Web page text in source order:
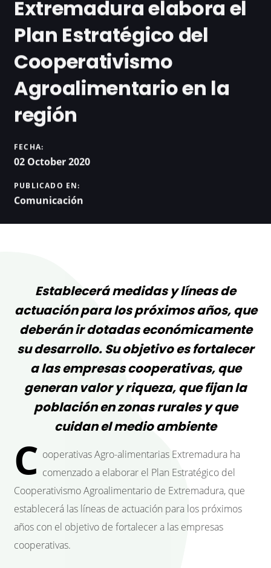
Extremadura elabora el
Plan Estratégico del
Cooperativismo
Agroalimentario en la
región
FECHA:
02 October 2020
PUBLICADO EN:
Comunicación
Establecerá medidas y líneas de
actuación para los próximos años, que
deberán ir dotadas económicamente
su desarrollo. Su objetivo es fortalecer
a las empresas cooperativas, que
generan valor y riqueza, que fijan la
población en zonas rurales y que
cuidan el medio ambiente
C ooperativas Agro-alimentarias Extremadura ha
comenzado a elaborar el Plan Estratégico del
Cooperativismo Agroalimentario de Extremadura, que
establecerá las líneas de actuación para los próximos
años con el objetivo de fortalecer a las empresas
cooperativas.